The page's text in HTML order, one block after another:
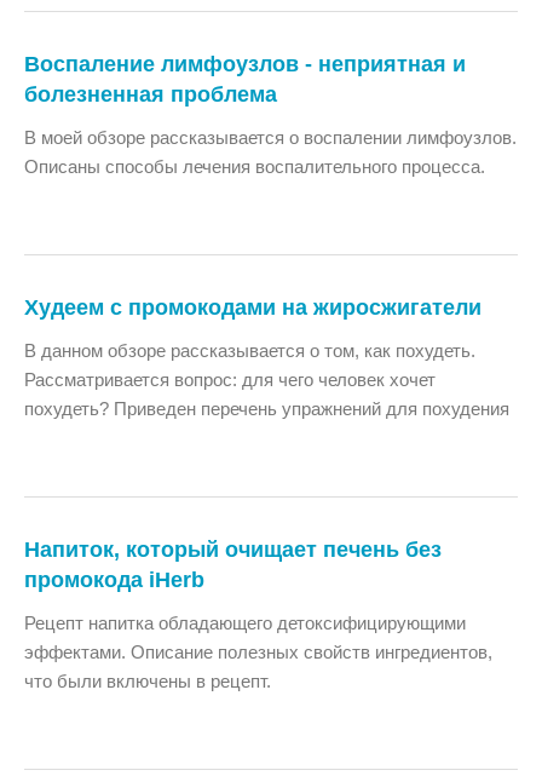
Воспаление лимфоузлов - неприятная и
болезненная проблема
В моей обзоре рассказывается о воспалении лимфоузлов.
Описаны способы лечения воспалительного процесса.
Худеем с промокодами на жиросжигатели
В данном обзоре рассказывается о том, как похудеть.
Рассматривается вопрос: для чего человек хочет
похудеть? Приведен перечень упражнений для похудения
Напиток, который очищает печень без
промокода iHerb
Рецепт напитка обладающего детоксифицирующими
эффектами. Описание полезных свойств ингредиентов,
что были включены в рецепт.